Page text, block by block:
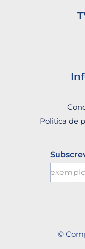
Politica de
©